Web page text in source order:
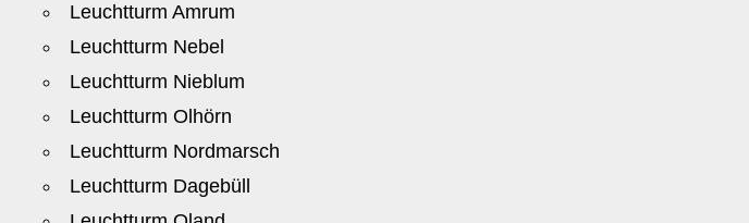
Leuchtturm Amrum
Leuchtturm Nebel
Leuchtturm Nieblum
Leuchtturm Olhörn
Leuchtturm Nordmarsch
Leuchtturm Dagebüll